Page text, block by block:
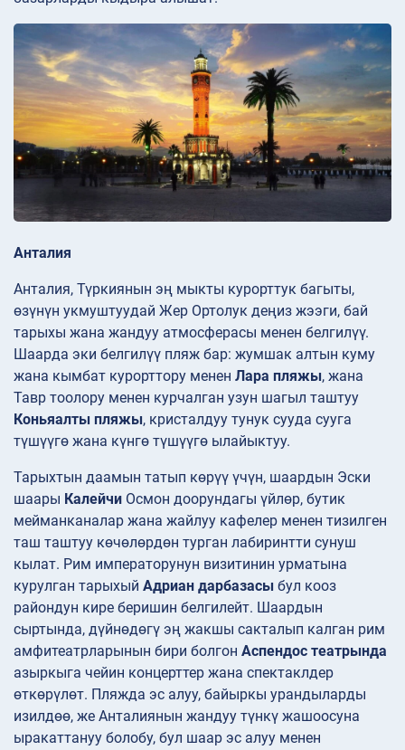
Анталия
Анталия, Түркиянын эң мыкты курорттук багыты,
өзүнүн укмуштуудай Жер Ортолук деңиз жээги, бай
тарыхы жана жандуу атмосферасы менен белгилүү.
Шаарда эки белгилүү пляж бар: жумшак алтын куму
жана кымбат курорттору менен Лара пляжы, жана
Тавр тоолору менен курчалган узун шагыл таштуу
Коньяалты пляжы, кристалдуу тунук сууда сууга
түшүүгө жана күнгө түшүүгө ылайыктуу.
Тарыхтын даамын татып көрүү үчүн, шаардын Эски
шаары Калейчи Осмон доорундагы үйлөр, бутик
мейманканалар жана жайлуу кафелер менен тизилген
таш таштуу көчөлөрдөн турган лабиринтти сунуш
кылат. Рим императорунун визитинин урматына
курулган тарыхый Адриан дарбазасы бул кооз
райондун кире беришин белгилейт. Шаардын
сыртында, дүйнөдөгү эң жакшы сакталып калган рим
амфитеатрларынын бири болгон Аспендос театрында
азыркыга чейин концерттер жана спектаклдер
өткөрүлөт. Пляжда эс алуу, байыркы урандыларды
изилдөө, же Анталиянын жандуу түнкү жашоосуна
ыракаттануу болобу, бул шаар эс алуу менен